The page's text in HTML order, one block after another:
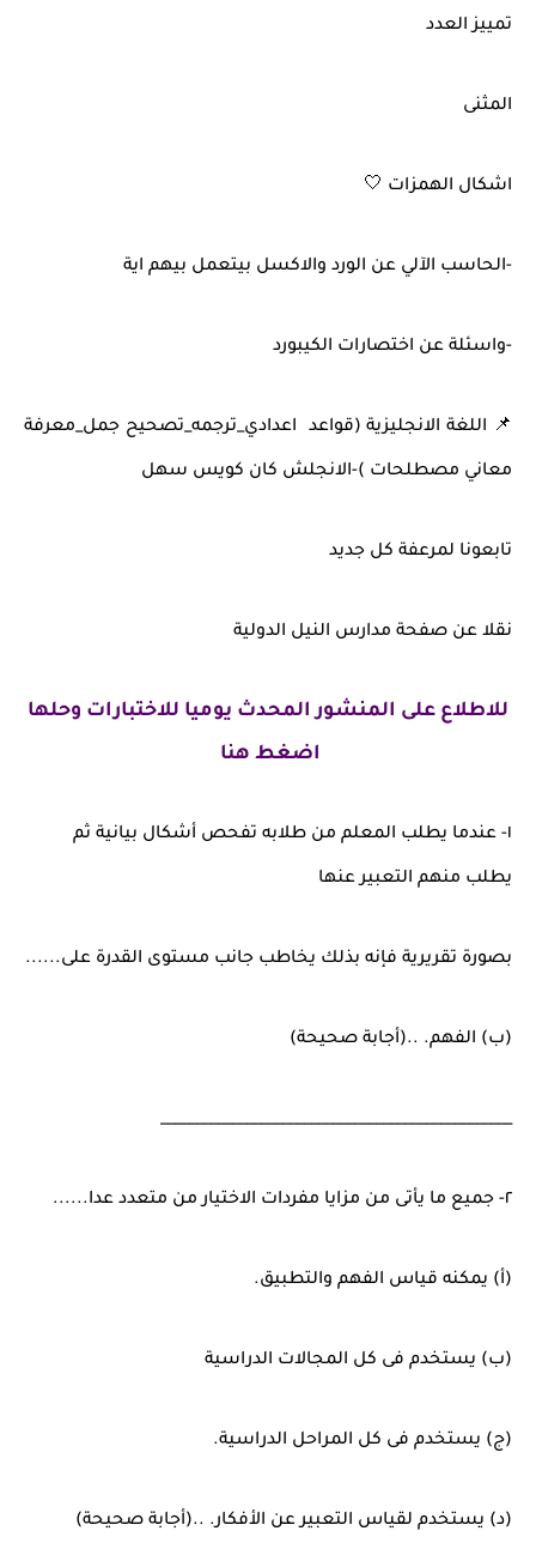
تمييز العدد
المثنى
اشكال الهمزات 🤍
-الحاسب الآلي عن الورد والاكسل بيتعمل بيهم اية
-واسئلة عن اختصارات الكيبورد
📌 اللغة الانجليزية (قواعد اعدادي_ترجمه_تصحيح جمل_معرفة
معاني مصطلحات )-الانجلش كان كويس سهل
تابعونا لمرعفة كل جديد
نقلا عن صفحة مدارس النيل الدولية
للاطلاع على المنشور المحدث يوميا للاختبارات وحلها
اضغط هنا
١- عندما يطلب المعلم من طلابه تفحص أشكال بيانية ثم
يطلب منهم التعبير عنها
بصورة تقريرية فإنه بذلك يخاطب جانب مستوى القدرة على......
(ب) الفهم. ..(أجابة صحيحة)
_________________________________________________
٢- جميع ما يأتى من مزايا مفردات الاختيار من متعدد عدا......
(أ) يمكنه قياس الفهم والتطبيق.
(ب) يستخدم فى كل المجالات الدراسية
(ج) يستخدم فى كل المراحل الدراسية.
(د) يستخدم لقياس التعبير عن الأفكار. ..(أجابة صحيحة)